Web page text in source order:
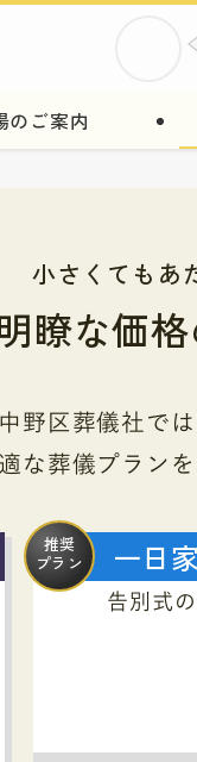
のご案内
小さくてもあ
瞭な価格
中野区葬儀社で
な葬儀プラン
推奨
プラン
一日
告別式